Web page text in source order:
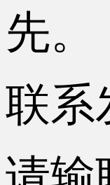
先。
联系